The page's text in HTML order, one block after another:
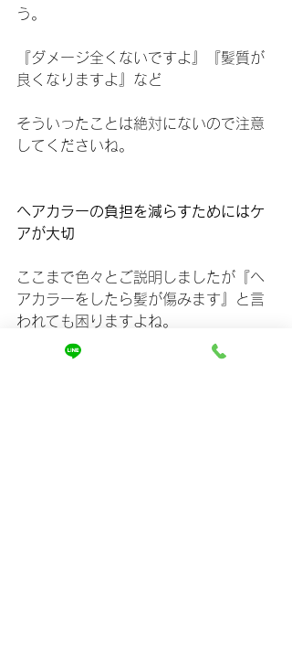
う。
『ダメージ全くないですよ』『髪質が
良くなりますよ』など
そういったことは絶対にないので注意
してくださいね。
ヘアカラーの負担を減らすためにはケ
アが大切
ここまで色々とご説明しましたが『ヘ
アカラーをしたら髪が傷みます』と言
われても困りますよね。